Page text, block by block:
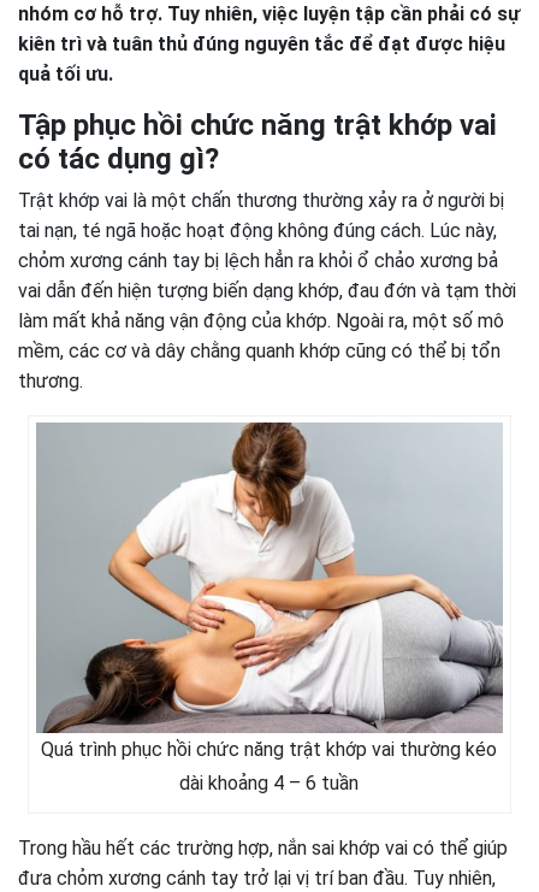
nhóm cơ hỗ trợ. Tuy nhiên, việc luyện tập cần phải có sự
kiên trì và tuân thủ đúng nguyên tắc để đạt được hiệu
quả tối ưu.
Tập phục hồi chức năng trật khớp vai
có tác dụng gì?
Trật khớp vai là một chấn thương thường xảy ra ở người bị
tai nạn, té ngã hoặc hoạt động không đúng cách. Lúc này,
chỏm xương cánh tay bị lệch hẳn ra khỏi ổ chảo xương bả
vai dẫn đến hiện tượng biến dạng khớp, đau đớn và tạm thời
làm mất khả năng vận động của khớp. Ngoài ra, một số mô
mềm, các cơ và dây chằng quanh khớp cũng có thể bị tổn
thương.
Quá trình phục hồi chức năng trật khớp vai thường kéo
dài khoảng 4 – 6 tuần
Trong hầu hết các trường hợp, nắn sai khớp vai có thể giúp
đưa chỏm xương cánh tay trở lại vị trí ban đầu. Tuy nhiên,